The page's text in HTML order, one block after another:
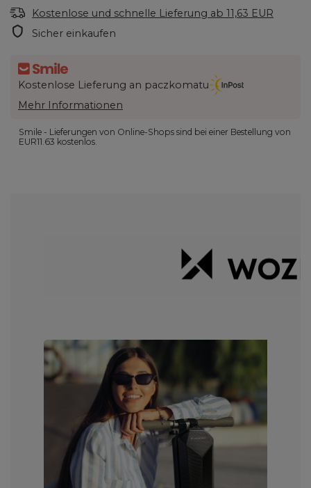
Kostenlose und schnelle Lieferung ab 11,63 EUR
Sicher einkaufen
Kostenlose Lieferung an paczkomatu
Mehr Informationen
Smile - Lieferungen von Online-Shops sind bei einer Bestellung von
EUR11.63 kostenlos.